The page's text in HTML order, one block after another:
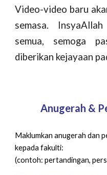
Video-video baru
semasa.
semua, semoga
diberikan kejayaan
Anugerah &
Maklumkan anugerah dan
kepada fakulti:
(contoh: pertandingan,